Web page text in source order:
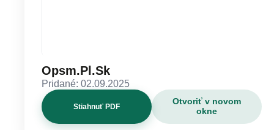
Opsm.Pl.Sk
Pridané: 02.09.2025
Stiahnuť PDF
Otvoriť v novom
okne